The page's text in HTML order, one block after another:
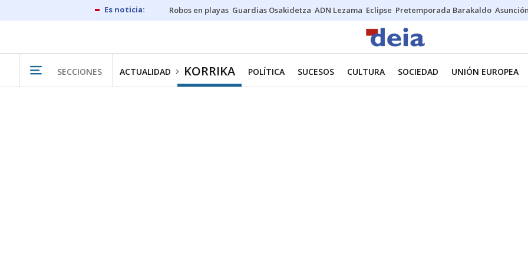
Robos en playas Guardias Osakidetza ADN Lezama Eclipse Pretemporada Barakaldo
SECCIONES ACTUALIDAD KORRIKA POLÍTICA SUCESOS CULTURA SOCIEDAD UNIÓN EUROPEA